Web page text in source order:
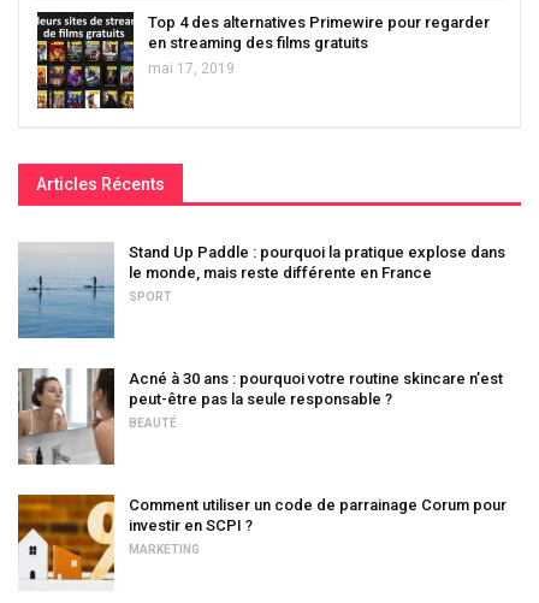
Top 4 des alternatives Primewire pour regarder
en streaming des films gratuits
mai 17, 2019
Articles Récents
Stand Up Paddle : pourquoi la pratique explose dans
le monde, mais reste différente en France
SPORT
Acné à 30 ans : pourquoi votre routine skincare n’est
peut-être pas la seule responsable ?
BEAUTÉ
Comment utiliser un code de parrainage Corum pour
investir en SCPI ?
MARKETING